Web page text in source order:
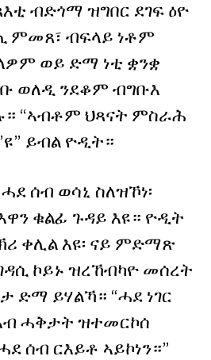
ብድጎማ ዝግበር ደገፍ ዕዮ
ምመጸ፣ ብፍላይ ነቶም
ወይ ድማ ነቲ ቋንቋ
ወለዲ ንደቆም ብግቡእ
“ኣብቶም ህጻናት ምስራሕ
ይብል ዮዲት።
ሰብ ወሳኒ ስለዝኾነ፡
ቁልፊ ጉዳይ እዩ። ዮዲት
ቀሊል እዩ፡ ናይ ምድማጽ
ኮይኑ ዝረኸብካዮ መሰረት
ድማ ይሃልኻ። “ሓደ ነገር
ሓቅታት ዝተመርኮሰ
ሰብ ርእይቶ ኣይኮነን።”